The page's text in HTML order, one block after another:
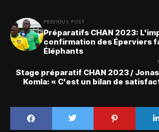
PREVIOUS POST
Préparatifs CHAN 2023:
confirmation des Éperviers
Éléphants
Stage préparatif CHAN 2023 /
Komla: « C'est un bilan de